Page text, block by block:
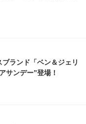
ランド「ベン＆ジェリ
サンデー”登場！